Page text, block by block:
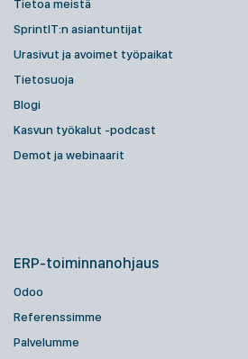
Tietoa meistä
SprintIT:n asiantuntijat
Urasivut ja avoimet työpaikat
Tietosuoja
Blogi
Kasvun työkalut -podcast
Demot ja webinaarit
ERP-toiminnanohjaus
Odoo
Referenssimme
Palvelumme